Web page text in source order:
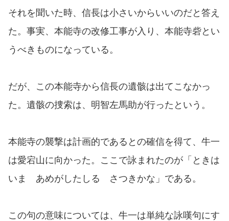
それを聞いた時、信長は小さいからいいのだと答え
た。事実、本能寺の改修工事が入り、本能寺砦とい
うべきものになっている。
だが、この本能寺から信長の遺骸は出てこなかっ
た。遺骸の捜索は、明智左馬助が行ったという。
本能寺の襲撃は計画的であるとの確信を得て、牛一
は愛宕山に向かった。ここで詠まれたのが「ときは
いま あめがしたしる さつきかな」である。
この句の意味については、牛一は単純な詠嘆句にす